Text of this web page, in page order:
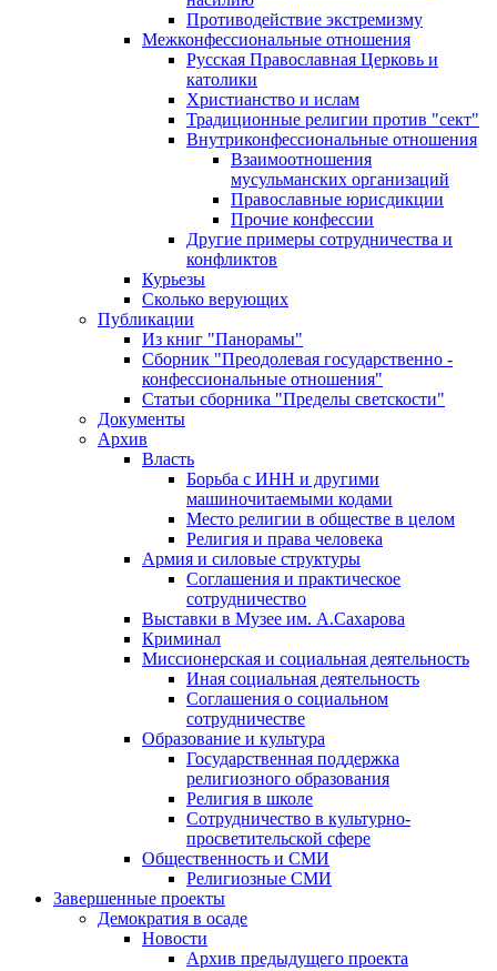
Противодействие экстремизму
Межконфессиональные отношения
Русская Православная Церковь и
католики
Христианство и ислам
Традиционные религии против "сект"
Внутриконфессиональные отношения
Взаимоотношения
мусульманских организаций
Православные юрисдикции
Прочие конфессии
Другие примеры сотрудничества и
конфликтов
Курьезы
Сколько верующих
Публикации
Из книг "Панорамы"
Сборник "Преодолевая государственно -
конфессиональные отношения"
Статьи сборника "Пределы светскости"
Документы
Архив
Власть
Борьба с ИНН и другими
машиночитаемыми кодами
Место религии в обществе в целом
Религия и права человека
Армия и силовые структуры
Соглашения и практическое
сотрудничество
Выставки в Музее им. А.Сахарова
Криминал
Миссионерская и социальная деятельность
Иная социальная деятельность
Соглашения о социальном
сотрудничестве
Образование и культура
Государственная поддержка
религиозного образования
Религия в школе
Сотрудничество в культурно-
просветительской сфере
Общественность и СМИ
Религиозные СМИ
Завершенные проекты
Демократия в осаде
Новости
Архив предыдущего проекта